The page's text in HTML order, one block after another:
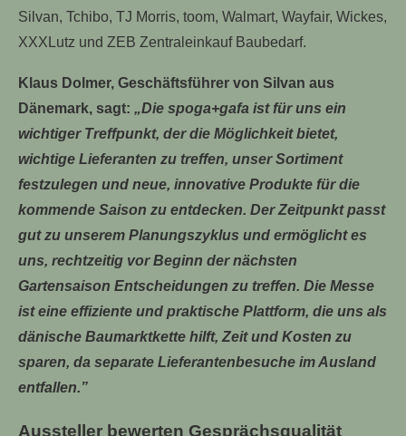
Silvan, Tchibo, TJ Morris, toom, Walmart, Wayfair, Wickes,
XXXLutz und ZEB Zentraleinkauf Baubedarf.
Klaus Dolmer, Geschäftsführer von Silvan aus
Dänemark, sagt: „Die spoga+gafa ist für uns ein
wichtiger Treffpunkt, der die Möglichkeit bietet,
wichtige Lieferanten zu treffen, unser Sortiment
festzulegen und neue, innovative Produkte für die
kommende Saison zu entdecken. Der Zeitpunkt passt
gut zu unserem Planungszyklus und ermöglicht es
uns, rechtzeitig vor Beginn der nächsten
Gartensaison Entscheidungen zu treffen. Die Messe
ist eine effiziente und praktische Plattform, die uns als
dänische Baumarktkette hilft, Zeit und Kosten zu
sparen, da separate Lieferantenbesuche im Ausland
entfallen.”
Aussteller bewerten Gesprächsqualität